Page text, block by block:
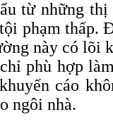
từ những
phạm thấp.
này có lõi
phù hợp
cáo
ngôi nhà.